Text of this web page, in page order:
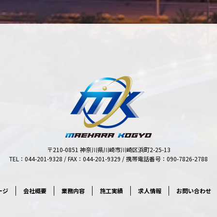
ジ 会社概要 業務内容 施工実績 求人情報 お問い合わせ
〒210-0851 神奈川県川崎市川崎区浜町2-25-13
TEL：044-201-9328 / FAX：044-201-9329 / 携帯電話番号：090-7826-2788